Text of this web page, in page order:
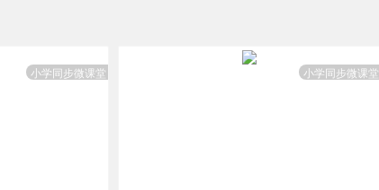
小学同步微课堂 小学同步微课堂